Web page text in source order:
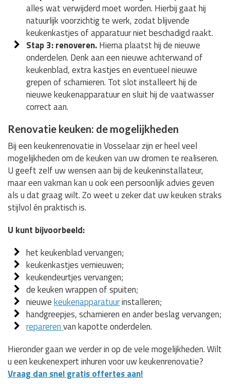
alles wat verwijderd moet worden. Hierbij gaat hij
natuurlijk voorzichtig te werk, zodat blijvende
keukenkastjes of apparatuur niet beschadigd raakt.
Stap 3: renoveren.Hierna plaatst hij de nieuwe
onderdelen. Denk aan een nieuwe achterwand of
keukenblad, extra kastjes en eventueel nieuwe
grepen of scharnieren. Tot slot installeert hij de
nieuwe keukenapparatuur en sluit hij de vaatwasser
correct aan.
Renovatie keuken: de mogelijkheden
Bij een keukenrenovatie in Vosselaar zijn er heel veel
mogelijkheden om de keuken van uw dromen te realiseren.
U geeft zelf uw wensen aan bij de keukeninstallateur,
maar een vakman kan u ook een persoonlijk advies geven
als u dat graag wilt. Zo weet u zeker dat uw keuken straks
stijlvol én praktisch is.
U kunt bijvoorbeeld:
het keukenblad vervangen;
keukenkastjes vernieuwen;
keukendeurtjes vervangen;
de keuken wrappen of spuiten;
nieuwekeukenapparatuurinstalleren;
handgreepjes, scharnieren en ander beslag vervangen;
reparerenvan kapotte onderdelen.
Hieronder gaan we verder in op de vele mogelijkheden. Wilt
u een keukenexpert inhuren voor uw keukenrenovatie?
Vraag dan snel gratis offertes aan!